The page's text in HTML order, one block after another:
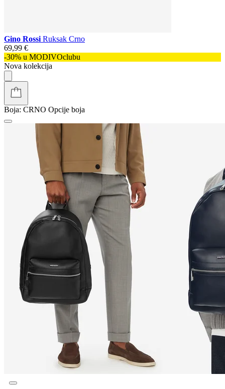
Gino Rossi Ruksak Crno
69,99 €
-30% u MODIVOclubu
Nova kolekcija
Boja: CRNO Opcije boja